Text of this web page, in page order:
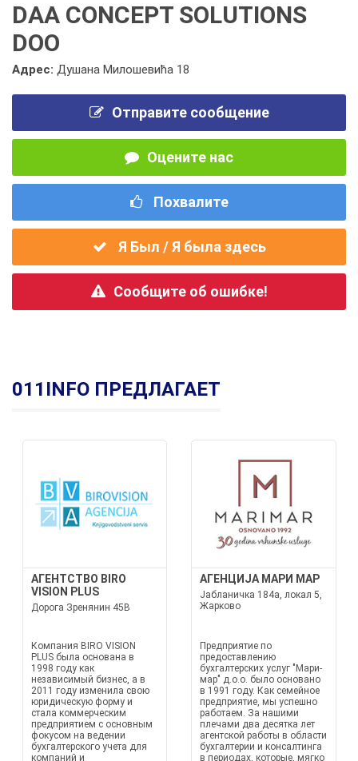
DAA CONCEPT SOLUTIONS
DOO
Адрес: Душана Милошевића 18
Отправите сообщение
Оцените нас
Похвалите
Я Был / Я была здесь
Сообщите об ошибке!
011INFO ПРЕДЛАГАЕТ
АГЕНТСТВО BIRO
VISION PLUS
Дорога Зренянин 45В
Компания BIRO VISION
PLUS была основана в
1998 году как
независимый бизнес, а в
2011 году изменила свою
юридическую форму и
стала коммерческим
предприятием с основным
фокусом на ведении
бухгалтерского учета для
компаний и
АГЕНЦИЈА МАРИ МАР
Јабланичка 184а, локал 5,
Жарково
Предприятие по
предоставлению
бухгалтерских услуг "Мари-
мар" д.о.о. было основано
в 1991 году. Как семейное
предприятие, мы успешно
работаем. За нашими
плечами два десятка лет
агентской работы в области
бухгалтерии и консалтинга
в периодах, которые, мягко